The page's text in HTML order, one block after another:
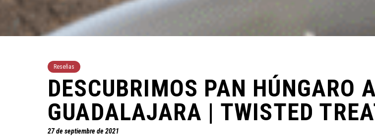
Reseñas
DESCUBRIMOS PAN HÚNGARO
GUADALAJARA | TWISTED
27 de septiembre de 2021